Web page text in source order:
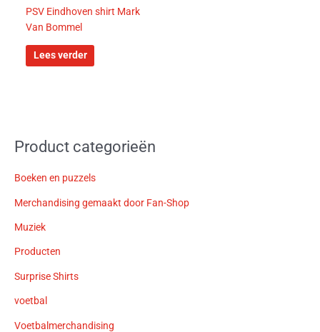
PSV Eindhoven shirt Mark
Van Bommel
Lees verder
Product categorieën
Boeken en puzzels
Merchandising gemaakt door Fan-Shop
Muziek
Producten
Surprise Shirts
voetbal
Voetbalmerchandising